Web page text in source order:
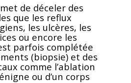
de déceler des
que les reflux
les ulcères, les
ou encore les
parfois complétée
(biopsie) et des
comme l’ablation
ou d’un corps